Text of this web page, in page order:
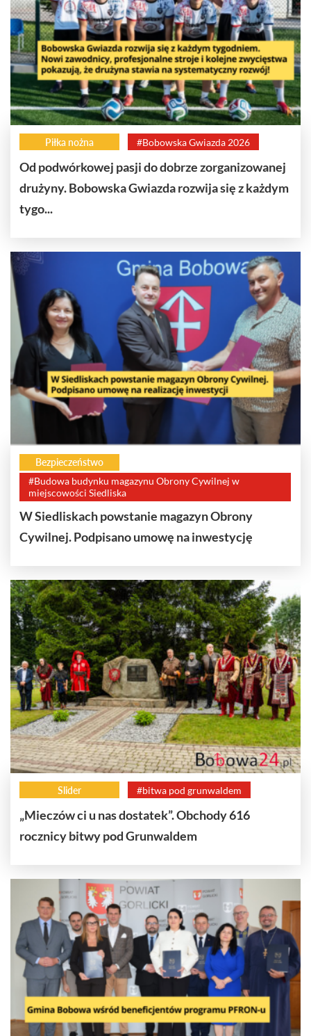
Piłka nożna #Bobowska Gwiazda 2026
Od podwórkowej pasji do dobrze zorganizowanej
drużyny. Bobowska Gwiazda rozwija się z każdym
tygo...
Bezpieczeństwo
#Budowa budynku magazynu Obrony Cywilnej w
miejscowości Siedliska
W Siedliskach powstanie magazyn Obrony
Cywilnej. Podpisano umowę na inwestycję
Slider #bitwa pod grunwaldem
„Mieczów ci u nas dostatek”. Obchody 616
rocznicy bitwy pod Grunwaldem